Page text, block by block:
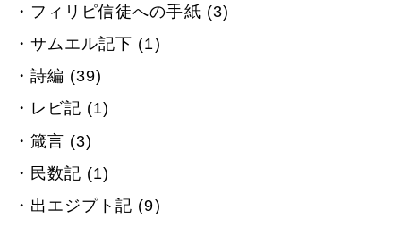
フィリピ信徒への手紙 (3)
サムエル記下 (1)
詩編 (39)
レビ記 (1)
箴言 (3)
民数記 (1)
出エジプト記 (9)